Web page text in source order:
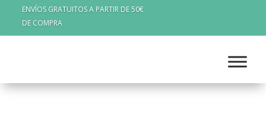
ENVÍOS GRATUITOS A PARTIR DE 50€
DE COMPRA